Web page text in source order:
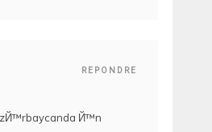
REPONDRE
Й™n